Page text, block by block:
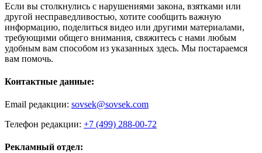
Если вы столкнулись с нарушениями закона, взятками или
другой несправедливостью, хотите сообщить важную
информацию, поделиться видео или другими материалами,
требующими общего внимания, свяжитесь с нами любым
удобным вам способом из указанных здесь. Мы постараемся
вам помочь.
Контактные данные:
Email редакции: sovsek@sovsek.com
Телефон редакции: +7 (499) 288-00-72
Рекламный отдел: